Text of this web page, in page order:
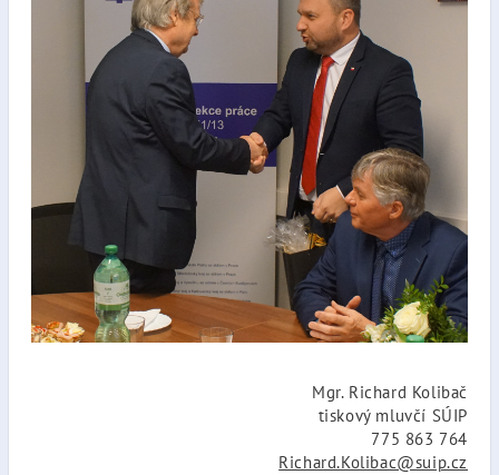
Mgr. Richard Kolibač
tiskový mluvčí SÚIP
775 863 764
Richard.Kolibac@suip.cz